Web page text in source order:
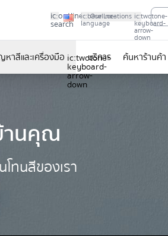
ic:outline-
search
ic:baseline-
language
Our Locations ic:twotone-
keyboard-
arrow-
down
หาสีและเครื่องมือ ic:twotone-
keyboard-
arrow-
down
บริการ ค้นหาร้านค้า
านคุณ
ทนสีของเรา